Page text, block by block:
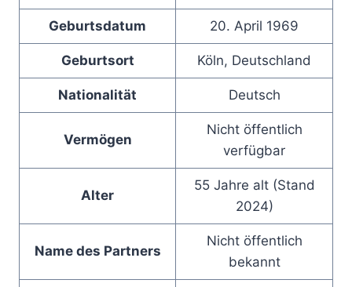
Geburtsdatum 20. April 1969
Geburtsort Köln, Deutschland
Nationalität Deutsch
Vermögen
Nicht öffentlich
verfügbar
Alter
55 Jahre alt (Stand
2024)
Name des Partners
Nicht öffentlich
bekannt